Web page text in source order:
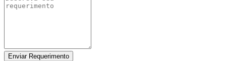
Enviar Requerimento